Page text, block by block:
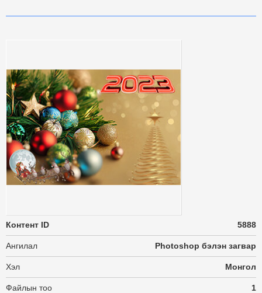
Контент ID 5888
Ангилал Photoshop бэлэн загвар
Хэл Монгол
Файлын тоо 1